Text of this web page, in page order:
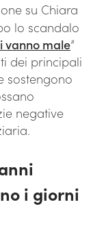
su Chiara
lo scandalo
vanno male”
dei principali
sostengono
negative
i giorni